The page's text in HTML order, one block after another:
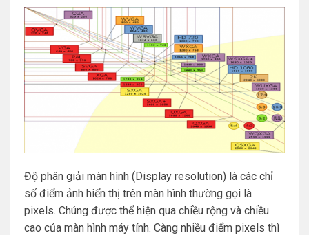
Độ phân giải màn hình (Display resolution) là các chỉ
số điểm ảnh hiển thị trên màn hình thường gọi là
pixels. Chúng được thể hiện qua chiều rộng và chiều
cao của màn hình máy tính. Càng nhiều điểm pixels thì